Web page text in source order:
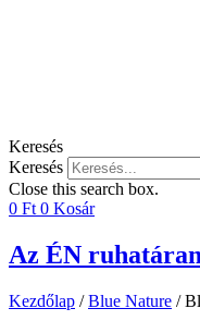
Keresés
Keresés
Close this search box.
0 Ft 0 Kosár
Az ÉN
Kezdőlap /Blue Nature /